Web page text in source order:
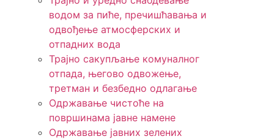
водом за пиће, пречишћавања и
одвођење атмосферских и
отпадних вода
Трајно сакупљање комуналног
отпада, његово одвожење,
третман и безбедно одлагање
Одржавање чистоће на
површинама јавне намене
Одржавање јавних зелених